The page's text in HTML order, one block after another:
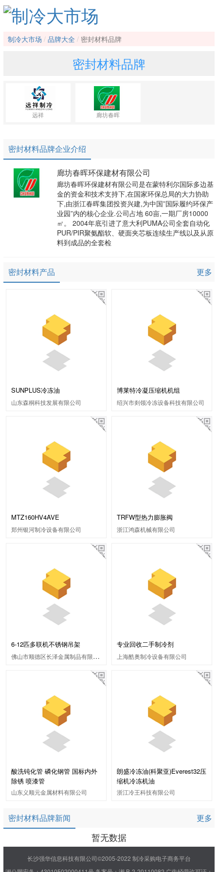
制冷大市场 品牌大全 密封材料品牌
密封材料品牌
远祥 廊坊春晖
密封材料品牌企业介绍
廊坊春晖环保建材有限公司
廊坊春晖环保建材有限公司是在蒙特利尔国际多边基
金的资金和技术支持下,在国家环保总局的大力协助
下,由浙江春晖集团投资兴建,为中国”国际履约环保产
业园”内的核心企业.公司占地 60亩,一期厂房10000
㎡。 2004年底引进了意大利PUMA公司全套自动化
PUR/PIR聚氨酯软、硬面夹芯板连续生产线以及从原
料到成品的全套检
密封材料产品 更多
SUNPLUS冷冻油
山东森桐科技发展有限公司
博莱特冷凝压缩机机组
绍兴市剡领冷冻设备科技有限公司
MTZ160HV4AVE
郑州银河制冷设备有限公司
TRFW型热力膨胀阀
浙江鸿森机械有限公司
6-12匹多联机不锈钢吊架
佛山市顺德区长泽金属制品有限公司
专业回收二手制冷剂
上海酷奥制冷设备有限公司
酸洗钝化管 磷化钢管 国标内外
除锈 喷漆管
山东义顺元金属材料有限公司
朗盛冷冻油(科聚亚)Everest32压
缩机冷冻机油
浙江冷王科技有限公司
密封材料品牌新闻 更多
暂无数据
长沙强华信息科技有限公司©2005-2022 制冷采购电子商务平台